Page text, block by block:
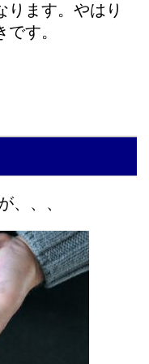
ります。やはり
す。
、、、